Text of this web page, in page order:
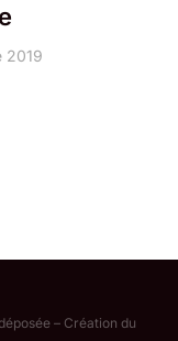
2019
– Création du